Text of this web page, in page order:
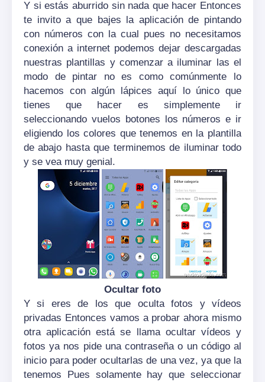
Y si estás aburrido sin nada que hacer Entonces
te invito a que bajes la aplicación de pintando
con números con la cual pues no necesitamos
conexión a internet podemos dejar descargadas
nuestras plantillas y comenzar a iluminar las el
modo de pintar no es como comúnmente lo
hacemos con algún lápices aquí lo único que
tienes que hacer es simplemente ir
seleccionando vuelos botones los números e ir
eligiendo los colores que tenemos en la plantilla
de abajo hasta que terminemos de iluminar todo
y se vea muy genial.
Ocultar foto
Y si eres de los que oculta fotos y vídeos
privadas Entonces vamos a probar ahora mismo
otra aplicación está se llama ocultar vídeos y
fotos ya nos pide una contraseña o un código al
inicio para poder ocultarlas de una vez, ya que la
tenemos Pues solamente hay que seleccionar